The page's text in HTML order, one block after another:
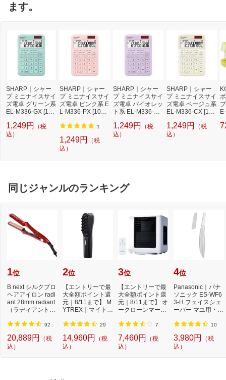
ます。
SHARP｜シャー
プ ミニナイスサイ
ズ電卓 グリーン系
EL-M336-GX [10
1,249円
（税
込）
SHARP｜シャー
プ ミニナイスサイ
ズ電卓 ピンク系 E
L-M336-PX [10桁 /
1
1,249円
（税
込）
SHARP｜シャー
プ ミニナイスサイ
ズ電卓 バイオレッ
ト系 EL-M336-VX
1,249円
（税
込）
SHARP｜シャー
プ ミニナイスサイ
ズ電卓 ベージュ系
EL-M336-CX [10
1,249円
（税
込）
同じジャンルのランキング
1位
B next シルクプロ
ヘアアイロン radi
ant 28mm radiant
（ラディアント）
92
20,889円
（税
込）
2位
【エントリーで最
大全額ポイント還
元｜8/11まで】 M
YTREX｜マイトレ
ン...
29
14,960円
（税
込）
3位
【エントリーで最
大全額ポイント還
元｜8/11まで】 オ
ークローンマーケ
L...
7
7,460円
（税
込）
4位
Panasonic｜パナ
ソニック ES-WF6
3-H フェイスシェ
ーバー マユ用・ウ
フ...
10
3,980円
（税
込）